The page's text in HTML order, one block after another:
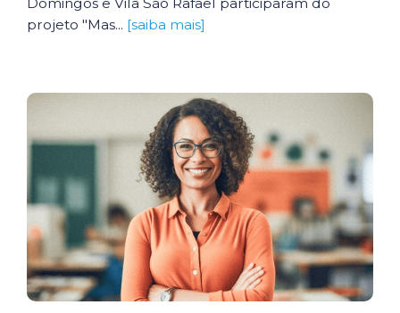
projeto "Mas... [saiba mais]